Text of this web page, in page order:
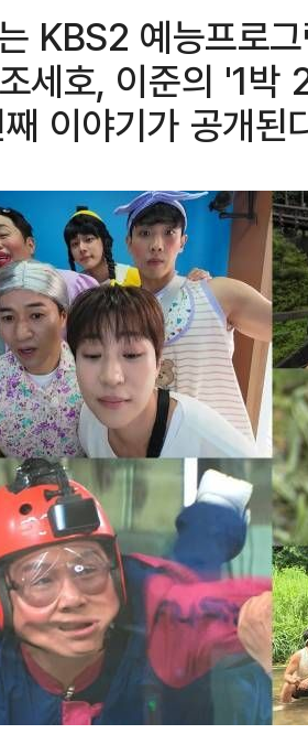
KBS2 예능프로
세호, 이준의 '1박
이야기가 공개된